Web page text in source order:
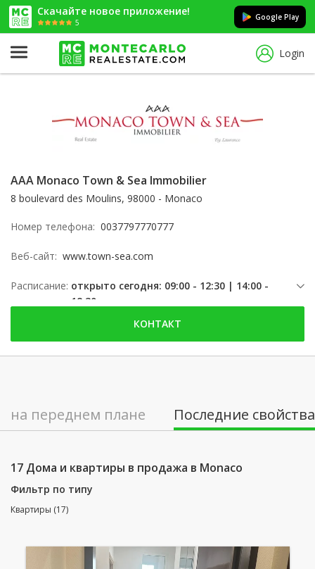
Скачайте новое приложение!
5
Google Play
Login
AAA Monaco Town & Sea Immobilier
8 boulevard des Moulins, 98000 - Monaco
Номер телефона: 0037797770777
Веб-сайт: www.town-sea.com
Расписание: открыто сегодня: 09:00 - 12:30 | 14:00 -
18:30
пятница: 09:00 - 12:30 | 14:00 - 18:30
суббота: Заблокированы
вторник: 09:00 - 12:30 | 14:00 - 18:30
среда: 09:00 - 12:30 | 14:00 - 18:30
КОНТАКТ
на переднем плане Последние свойства
17 Дома и квартиры в продажа в Monaco
Фильтр по типу
Квартиры (17)